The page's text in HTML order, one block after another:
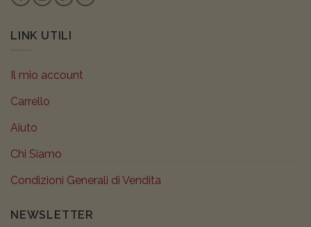
LINK UTILI
Il mio account
Carrello
Aiuto
Chi Siamo
Condizioni Generali di Vendita
NEWSLETTER